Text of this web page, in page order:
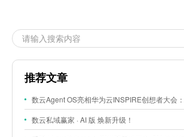
推荐文章
数云Agent OS亮相华为云INSPIRE创想者大会：以AI重构消费
数云私域赢家 · AI 版 焕新升级！